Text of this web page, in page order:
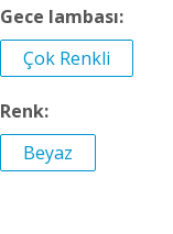
Gece lambası:
Çok Renkli
Renk:
Beyaz